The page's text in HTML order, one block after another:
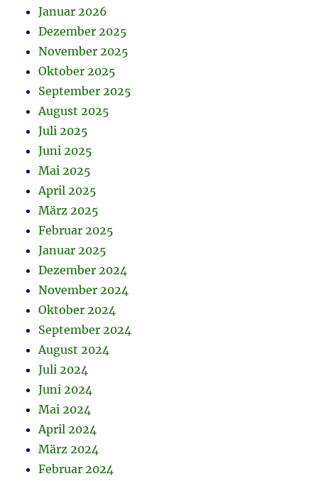
Januar 2026
Dezember 2025
November 2025
Oktober 2025
September 2025
August 2025
Juli 2025
Juni 2025
Mai 2025
April 2025
März 2025
Februar 2025
Januar 2025
Dezember 2024
November 2024
Oktober 2024
September 2024
August 2024
Juli 2024
Juni 2024
Mai 2024
April 2024
März 2024
Februar 2024